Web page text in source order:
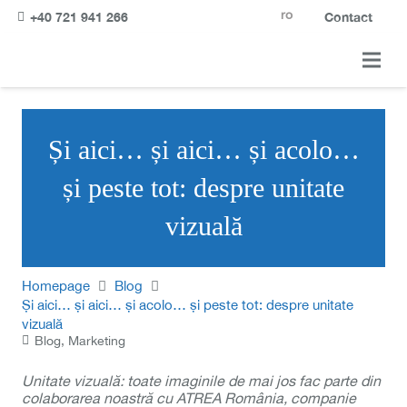
+40 721 941 266 ro Contact
Și aici… și aici… și acolo…
și peste tot: despre unitate
vizuală
Homepage
Blog
Și aici… și aici… și acolo… și peste tot: despre unitate
vizuală
Blog, Marketing
Unitate vizuală: toate imaginile de mai jos fac parte din
colaborarea noastră cu ATREA România, companie